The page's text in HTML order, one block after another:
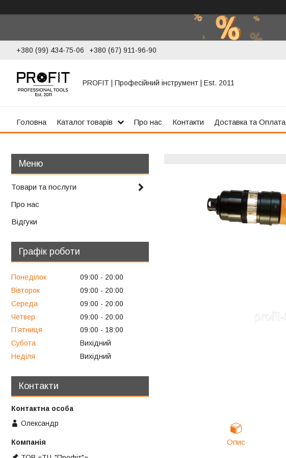
+380 (99) 434-75-06 +380 (67) 911-96-90
PROFIT | Професійний інструмент | Est. 2011
Головна Каталог товарів Про нас Контакти Доставка та Оплата
Опис
Товари та послуги
Про нас
Відгуки
Графік роботи
Понеділок 09:00
20:00
Вівторок
09:00
20:00
Середа
09:00
20:00
Четвер
09:00
20:00
Пʼятниця
09:00
18:00
Субота
Вихідний
Неділя
Вихідний
Контакти
Олександр